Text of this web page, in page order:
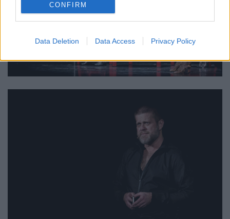
CONFIRM
Data Deletion Data Access Privacy Policy